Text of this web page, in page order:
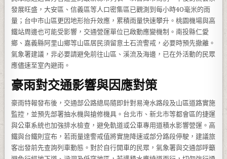
發展旺盛，大安區、信義區等人口密集區已觀測到每小時40毫米的雨
量；台中市山區更因地形抬升效應，累積雨量快速攀升。桃園機場與高
鐵站周邊也可能受影響，交通營運單位已啟動應變機制。南投縣仁愛
鄉、嘉義縣阿里山鄉等山區居民須留意土石流警戒，必要時預先撤離。
氣象署建議，非必要請避免前往山區、溪流及海邊，已在外活動的民眾
應儘速至室內避雨。
豪雨對交通影響與因應對策
豪雨特報發布後，交通部公路總局隨即針對易淹水路段及山區道路實施
監控，並預先部署抽水機與搶修機具。台北市、新北市等都會區的捷運
與公車系統也加強排水檢查，避免軌道或公車專用道積水影響營運。高
鐵與台鐵則宣布，若雨量達警戒值將實施降速或部分路段停駛，建議旅
客出發前先查詢列車動態。對於自行開車的民眾，氣象署與交通部呼籲